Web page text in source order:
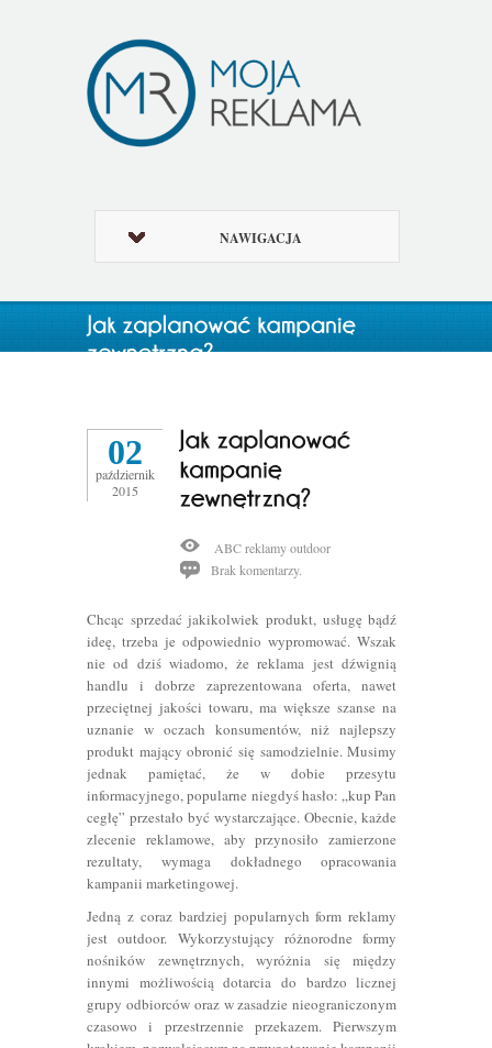
NAWIGACJA
02
październik
2015
ABC reklamy outdoor
Brak komentarzy.
Chcąc sprzedać jakikolwiek produkt, usługę bądź
ideę, trzeba je odpowiednio wypromować. Wszak
nie od dziś wiadomo, że reklama jest dźwignią
handlu i dobrze zaprezentowana oferta, nawet
przeciętnej jakości towaru, ma większe szanse na
uznanie w oczach konsumentów, niż najlepszy
produkt mający obronić się samodzielnie.Musimy
jednak pamiętać, że w dobie przesytu
informacyjnego, popularne niegdyś hasło: „kup Pan
cegłę” przestało być wystarczające. Obecnie, każde
zlecenie reklamowe, aby przynosiło zamierzone
rezultaty, wymaga dokładnego opracowania
kampanii marketingowej.
Jedną z coraz bardziej popularnych form reklamy
jest outdoor. Wykorzystujący różnorodne formy
nośników zewnętrznych, wyróżnia się między
innymi możliwością dotarcia do bardzo licznej
grupy odbiorców oraz w zasadzie nieograniczonym
czasowo i przestrzennie przekazem. Pierwszym